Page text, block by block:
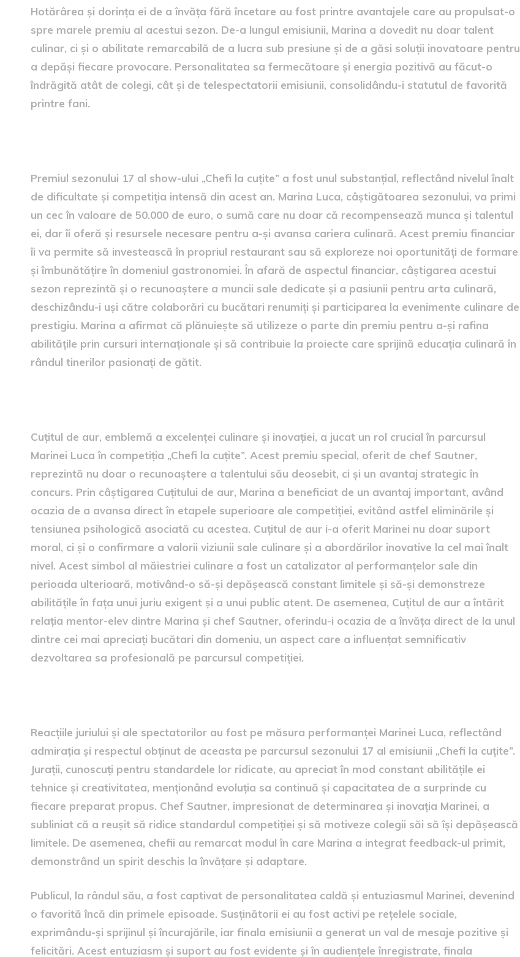
Hotărârea și dorința ei de a învăța fără încetare au fost printre avantajele care au propulsat-o
spre marele premiu al acestui sezon. De-a lungul emisiunii, Marina a dovedit nu doar talent
culinar, ci și o abilitate remarcabilă de a lucra sub presiune și de a găsi soluții inovatoare pentru
a depăși fiecare provocare. Personalitatea sa fermecătoare și energia pozitivă au făcut-o
îndrăgită atât de colegi, cât și de telespectatorii emisiunii, consolidându-i statutul de favorită
printre fani.
Premiul sezonului 17 al show-ului „Chefi la cuțite” a fost unul substanțial, reflectând nivelul înalt
de dificultate și competiția intensă din acest an. Marina Luca, câștigătoarea sezonului, va primi
un cec în valoare de 50.000 de euro, o sumă care nu doar că recompensează munca și talentul
ei, dar îi oferă și resursele necesare pentru a-și avansa cariera culinară. Acest premiu financiar
îi va permite să investească în propriul restaurant sau să exploreze noi oportunități de formare
și îmbunătățire în domeniul gastronomiei. În afară de aspectul financiar, câștigarea acestui
sezon reprezintă și o recunoaștere a muncii sale dedicate și a pasiunii pentru arta culinară,
deschizându-i uși către colaborări cu bucătari renumiți și participarea la evenimente culinare de
prestigiu. Marina a afirmat că plănuiește să utilizeze o parte din premiu pentru a-și rafina
abilitățile prin cursuri internaționale și să contribuie la proiecte care sprijină educația culinară în
rândul tinerilor pasionați de gătit.
Cuțitul de aur, emblemă a excelenței culinare și inovației, a jucat un rol crucial în parcursul
Marinei Luca în competiția „Chefi la cuțite”. Acest premiu special, oferit de chef Sautner,
reprezintă nu doar o recunoaștere a talentului său deosebit, ci și un avantaj strategic în
concurs. Prin câștigarea Cuțitului de aur, Marina a beneficiat de un avantaj important, având
ocazia de a avansa direct în etapele superioare ale competiției, evitând astfel eliminările și
tensiunea psihologică asociată cu acestea. Cuțitul de aur i-a oferit Marinei nu doar suport
moral, ci și o confirmare a valorii viziunii sale culinare și a abordărilor inovative la cel mai înalt
nivel. Acest simbol al măiestriei culinare a fost un catalizator al performanțelor sale din
perioada ulterioară, motivând-o să-și depășească constant limitele și să-și demonstreze
abilitățile în fața unui juriu exigent și a unui public atent. De asemenea, Cuțitul de aur a întărit
relația mentor-elev dintre Marina și chef Sautner, oferindu-i ocazia de a învăța direct de la unul
dintre cei mai apreciați bucătari din domeniu, un aspect care a influențat semnificativ
dezvoltarea sa profesională pe parcursul competiției.
Reacțiile juriului și ale spectatorilor au fost pe măsura performanței Marinei Luca, reflectând
admirația și respectul obținut de aceasta pe parcursul sezonului 17 al emisiunii „Chefi la cuțite”.
Jurații, cunoscuți pentru standardele lor ridicate, au apreciat în mod constant abilitățile ei
tehnice și creativitatea, menționând evoluția sa continuă și capacitatea de a surprinde cu
fiecare preparat propus. Chef Sautner, impresionat de determinarea și inovația Marinei, a
subliniat că a reușit să ridice standardul competiției și să motiveze colegii săi să își depășească
limitele. De asemenea, chefii au remarcat modul în care Marina a integrat feedback-ul primit,
demonstrând un spirit deschis la învățare și adaptare.
Publicul, la rândul său, a fost captivat de personalitatea caldă și entuziasmul Marinei, devenind
o favorită încă din primele episoade. Susținătorii ei au fost activi pe rețelele sociale,
exprimându-și sprijinul și încurajările, iar finala emisiunii a generat un val de mesaje pozitive și
felicitări. Acest entuziasm și suport au fost evidente și în audiențele înregistrate, finala